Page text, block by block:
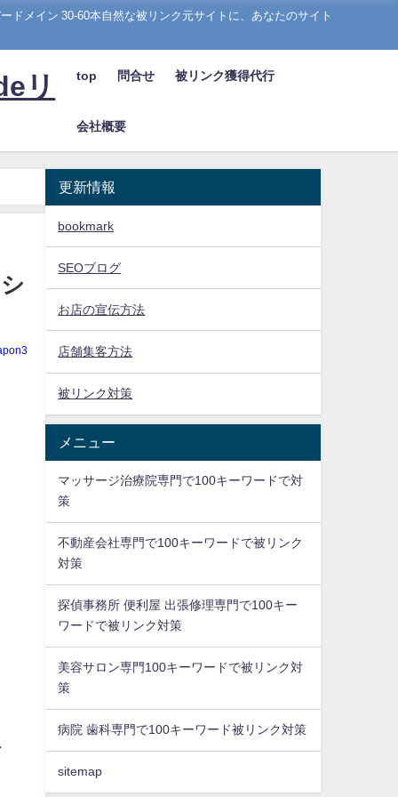
ドメイン 30-60本自然な被リンク元サイトに、あなたのサイト
リ top 問合せ 被リンク獲得代行
会社概要
更新情報
bookmark
SEOブログ
お店の宣伝方法
店舗集客方法
被リンク対策
メニュー
マッサージ治療院専門で100キーワードで対
策
不動産会社専門で100キーワードで被リンク
対策
探偵事務所 便利屋 出張修理専門で100キー
ワードで被リンク対策
美容サロン専門100キーワードで被リンク対
策
病院 歯科専門で100キーワード被リンク対策
sitemap